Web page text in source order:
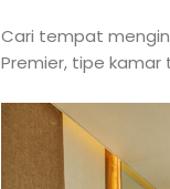
Cari tempat
Premier, tipe kamar